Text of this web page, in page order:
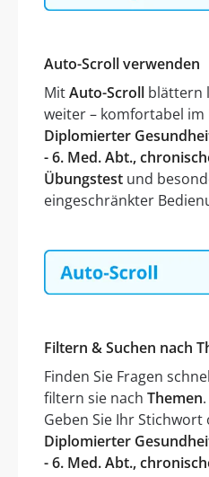
Auto-Scroll verwenden
MitAuto-Scroll blättern
weiter – komfortabel im
Diplomierter
- 6. Med. Abt.,
Übungstest und
eingeschränkter
Filtern & Suchen nach
Finden Sie Fragen
filtern sie nach Themen.
Geben Sie Ihr Stichwort
Diplomierter
- 6. Med. Abt.,